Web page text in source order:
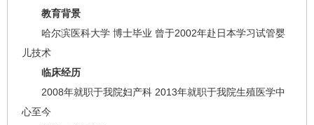
教育背景
哈尔滨医科大学 博士毕业 曾于2002年赴日本学习试管婴
儿技术
临床经历
2008年就职于我院妇产科 2013年就职于我院生殖医学中
心至今